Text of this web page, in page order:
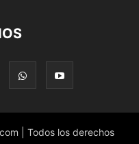
| Todos los derechos